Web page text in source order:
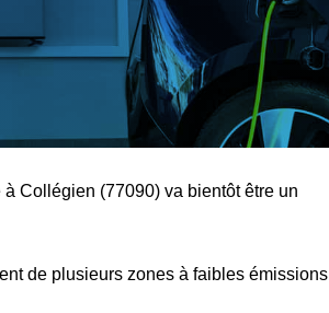
à Collégien (77090) va bientôt être un
de plusieurs zones à faibles émissions